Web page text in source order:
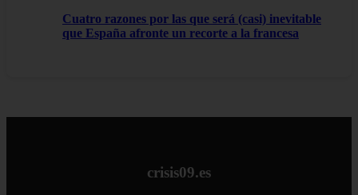
Cuatro razones por las que será (casi) inevitable
que España afronte un recorte a la francesa
crisis09.es